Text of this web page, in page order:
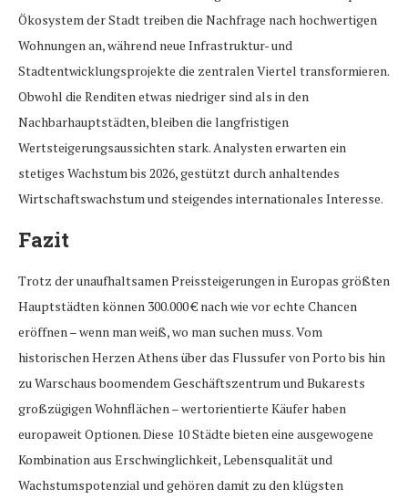
Ökosystem der Stadt treiben die Nachfrage nach hochwertigen
Wohnungen an, während neue Infrastruktur- und
Stadtentwicklungsprojekte die zentralen Viertel transformieren.
Obwohl die Renditen etwas niedriger sind als in den
Nachbarhauptstädten, bleiben die langfristigen
Wertsteigerungsaussichten stark. Analysten erwarten ein
stetiges Wachstum bis 2026, gestützt durch anhaltendes
Wirtschaftswachstum und steigendes internationales Interesse.
Fazit
Trotz der unaufhaltsamen Preissteigerungen in Europas größten
Hauptstädten können 300.000 € nach wie vor echte Chancen
eröffnen – wenn man weiß, wo man suchen muss. Vom
historischen Herzen Athens über das Flussufer von Porto bis hin
zu Warschaus boomendem Geschäftszentrum und Bukarests
großzügigen Wohnflächen – wertorientierte Käufer haben
europaweit Optionen. Diese 10 Städte bieten eine ausgewogene
Kombination aus Erschwinglichkeit, Lebensqualität und
Wachstumspotenzial und gehören damit zu den klügsten